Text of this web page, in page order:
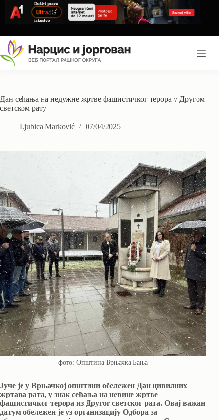
content
Дан сећања на недужне жртве фашистичког терора у Другом
светском рату
Ljubica Marković 07/04/2025
фото: Општина Врњачка Бања
Јуче је у Врњачкој општини обележен Дан цивилних
жртава рата, у знак сећања на невине жртве
фашистичког терора из Другог светског рата. Овај важан
датум обележен је уз организацију Одбора за